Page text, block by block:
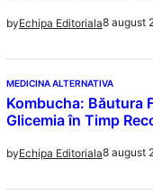
byEchipa Editoriala8 august
MEDICINA ALTERNATIVA
Kombucha: Băutura
Glicemia în Timp
byEchipa Editoriala8 august